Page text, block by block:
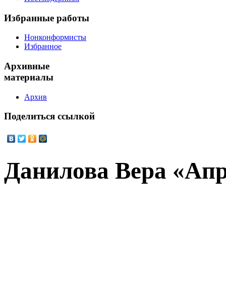
Избранные работы
Нонконформисты
Избранное
Архивные
материалы
Архив
Поделиться ссылкой
Данилова Вера